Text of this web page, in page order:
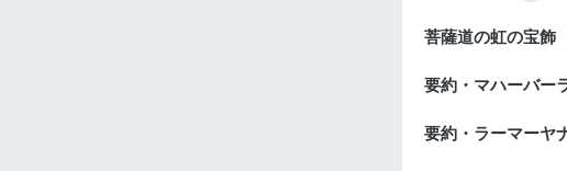
菩薩道の虹の宝飾
要約・マハーバー
要約・ラーマーヤ